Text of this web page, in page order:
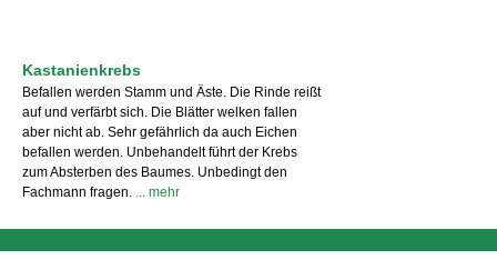
Kastanienkrebs
Befallen werden Stamm und Äste. Die Rinde reißt
auf und verfärbt sich. Die Blätter welken fallen
aber nicht ab. Sehr gefährlich da auch Eichen
befallen werden. Unbehandelt führt der Krebs
zum Absterben des Baumes. Unbedingt den
Fachmann fragen.
... mehr